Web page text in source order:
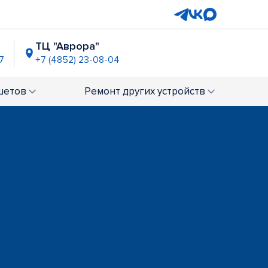
ТЦ "Аврора"
+7 (4852) 23-08-04
+7 (4852) 23-02-62Ремонт других устройств